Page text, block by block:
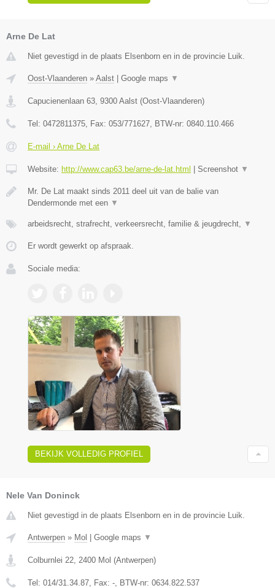
Arne De Lat
Niet gevestigd in de plaats Elsenborn en in de provincie Luik.
Oost-Vlaanderen » Aalst Google maps ▼
Capucienenlaan 63, 9300 Aalst (Oost-Vlaanderen)
Tel: 0472811375, Fax: 053/771627, BTW-nr: 0840.110.466
E-mail › Arne De Lat
Website: http://www.cap63.be/arne-de-lat.html Screenshot ▼
Mr. De Lat maakt sinds 2011 deel uit van de balie van
Dendermonde met een ▼
arbeidsrecht, strafrecht, verkeersrecht, familie & jeugdrecht, ▼
Er wordt gewerkt op afspraak.
Sociale media:
BEKIJK VOLLEDIG PROFIEL
Nele Van Doninck
Niet gevestigd in de plaats Elsenborn en in de provincie Luik.
Antwerpen » Mol | Google maps ▼
Colburnlei 22 2400 Mol (Antwerpen)
Tel: 014/31.34.87 , Fax: - , BTW-nr: 0634.822.537